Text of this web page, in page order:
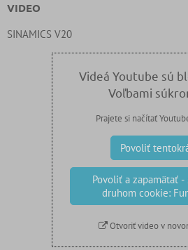
VIDEO
SINAMICS V20
Videá Youtube sú
Voľbami
Prajete si načítať
Povoliť
Povoliť a zapamätať -
druhom cookie:
Otvoriť video v